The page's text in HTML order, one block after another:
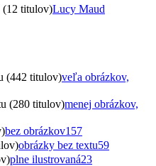
(12 titulov)Lucy Maud
(442 titulov)veľa obrázkov,
(280 titulov)menej obrázkov,
bez obrázkov157
obrázky bez textu59
plne ilustrovaná23